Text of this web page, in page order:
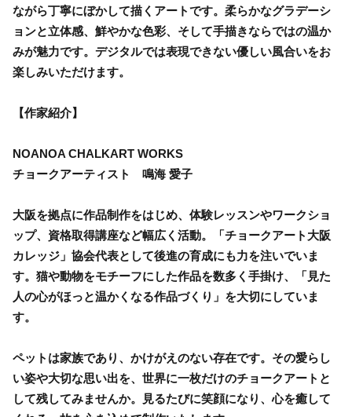
ながら丁寧にぼかして描くアートです。柔らかなグラデーシ
ョンと立体感、鮮やかな色彩、そして手描きならではの温か
みが魅力です。デジタルでは表現できない優しい風合いをお
楽しみいただけます。
【作家紹介】
NOANOA CHALKART WORKS
チョークアーティスト 鳴海 愛子
大阪を拠点に作品制作をはじめ、体験レッスンやワークショ
ップ、資格取得講座など幅広く活動。「チョークアート大阪
カレッジ」協会代表として後進の育成にも力を注いでいま
す。猫や動物をモチーフにした作品を数多く手掛け、「見た
人の心がほっと温かくなる作品づくり」を大切にしていま
す。
ペットは家族であり、かけがえのない存在です。その愛らし
い姿や大切な思い出を、世界に一枚だけのチョークアートと
して残してみませんか。見るたびに笑顔になり、心を癒して